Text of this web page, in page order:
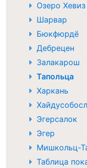
Озеро Хевиз
Шарвар
Бюкфюрдё
Дебрецен
Залакарош
Тапольца
Харкань
Эгерсалок
Эгер
Мишкольц-
Таблица